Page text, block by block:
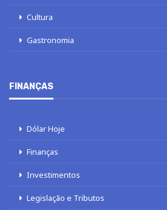
Cultura
Gastronomia
FINANÇAS
Dólar Hoje
Finanças
Investimentos
Legislação e Tributos